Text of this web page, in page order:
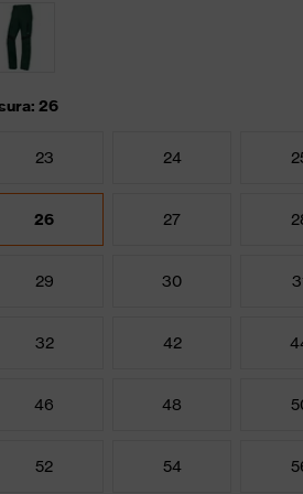
26
23 24
26 27
29 30
32 42
46 48
52 54